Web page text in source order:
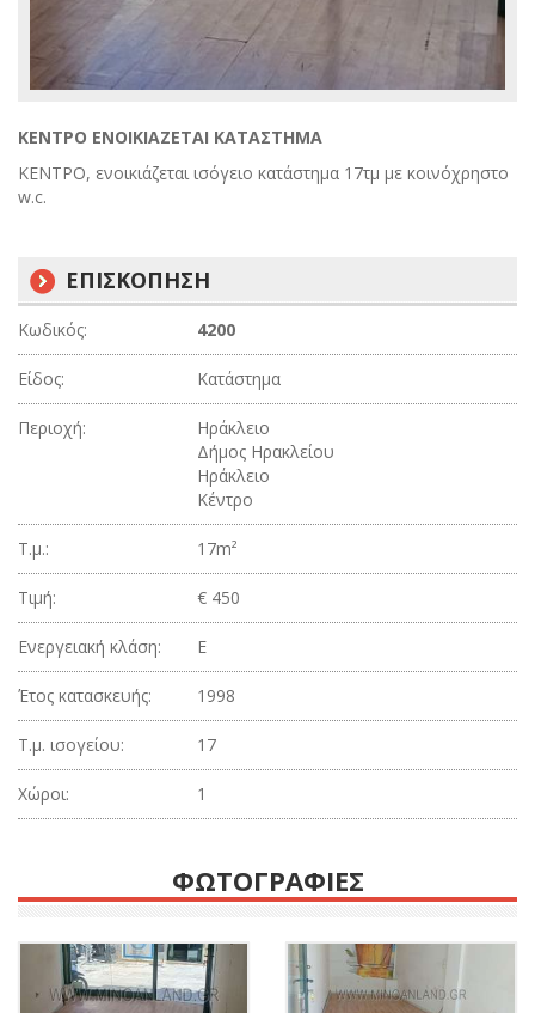
ΚΕΝΤΡΟ ΕΝΟΙΚΙΑΖΕΤΑΙ ΚΑΤΑΣΤΗΜΑ
ΚΕΝΤΡΟ, ενοικιάζεται ισόγειο κατάστημα 17τμ με κοινόχρηστο
w.c.
ΕΠΙΣΚΟΠΗΣΗ
Κωδικός: 4200
Είδος: Κατάστημα
Περιοχή:
Ηράκλειο
Δήμος Ηρακλείου
Ηράκλειο
Κέντρο
Τ.μ.: 17m²
Τιμή: € 450
Ενεργειακή κλάση: Ε
Έτος κατασκευής: 1998
Τ.μ. ισογείου: 17
Χώροι: 1
ΦΩΤΟΓΡΑΦΙΕΣ